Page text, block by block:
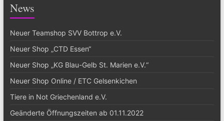
News
Neuer Teamshop SVV Bottrop e.V.
Neuer Shop „CTD Essen“
Neuer Shop „KG Blau-Gelb St. Marien e.V.“
Neuer Shop Online / ETC Gelsenkichen
Tiere in Not Griechenland e.V.
Geänderte Öffnungszeiten ab 01.11.2022